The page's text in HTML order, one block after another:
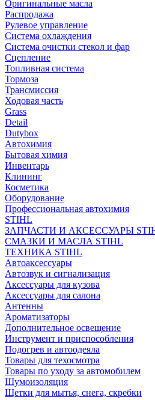
Оригинальные масла
Распродажа
Рулевое управление
Система охлаждения
Система очистки стекол и фар
Сцепление
Топливная система
Тормоза
Трансмиссия
Ходовая часть
Grass
Detail
Dutybox
Автохимия
Бытовая химия
Инвентарь
Клининг
Косметика
Оборудование
Профессиональная автохимия
STIHL
ЗАПЧАСТИ И АКСЕССУАРЫ
СМАЗКИ И МАСЛА STIHL
ТЕХНИКА STIHL
Автоаксессуары
Автозвук и сигнализация
Аксессуары для кузова
Аксессуары для салона
Антенны
Ароматизаторы
Дополнительное освещение
Инструмент и приспособления
Подогрев и автоодеяла
Товары для техосмотра
Товары по уходу за автомобилем
Шумоизоляция
Щетки для мытья, снега, скребки